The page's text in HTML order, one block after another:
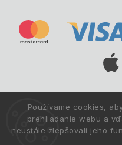
Používame cookies,
prehliadanie webu a
neustále zlepšovali jeho
Copyright © 1993 -2026
Všetky